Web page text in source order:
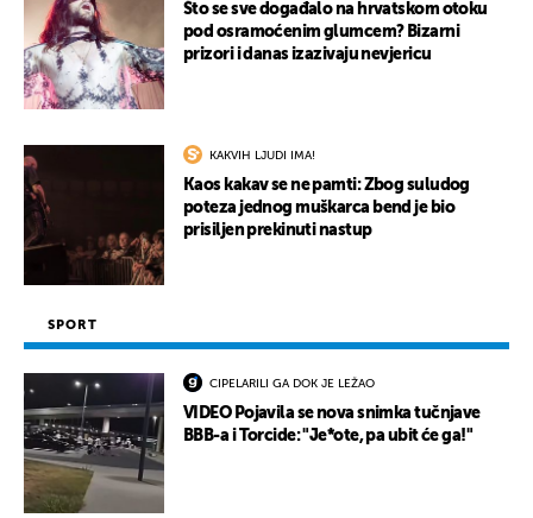
Što se sve događalo na hrvatskom otoku
pod osramoćenim glumcem? Bizarni
prizori i danas izazivaju nevjericu
KAKVIH LJUDI IMA!
Kaos kakav se ne pamti: Zbog suludog
poteza jednog muškarca bend je bio
prisiljen prekinuti nastup
SPORT
CIPELARILI GA DOK JE LEŽAO
VIDEO Pojavila se nova snimka tučnjave
BBB-a i Torcide: "Je*ote, pa ubit će ga!"